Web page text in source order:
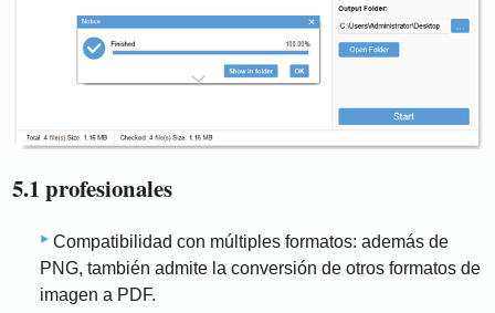
5.1 profesionales
Compatibilidad con múltiples formatos: además de
PNG, también admite la conversión de otros formatos de
imagen a PDF.